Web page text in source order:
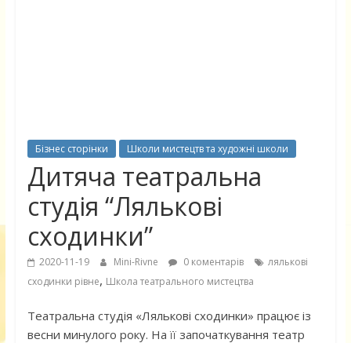
Бізнес сторінки Школи мистецтв та художні школи
Дитяча театральна
студія “Лялькові
сходинки”
2020-11-19 Mini-Rivne 0 коментарів
лялькові
сходинки рівне, Школа театрального мистецтва
Театральна студія «Лялькові сходинки» працює із
весни минулого року. На її започаткування театр